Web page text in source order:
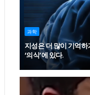
과학
지성은 더 많이 기억
‘의식’에 있다.